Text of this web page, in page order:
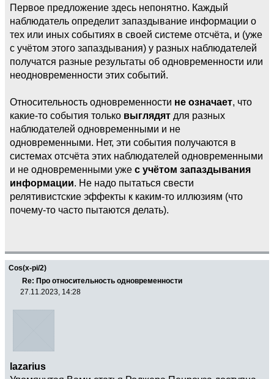
Первое предложение здесь непонятно. Каждый
наблюдатель определит запаздывание информации о
тех или иных событиях в своей системе отсчёта, и (уже
с учётом этого запаздывания) у разных наблюдателей
получатся разные результаты об одновременности или
неодновременности этих событий.
Относительность одновременности не означает, что
какие-то события только выглядят для разных
наблюдателей одновременными и не
одновременными. Нет, эти события получаются в
системах отсчёта этих наблюдателей одновременными
и не одновременными уже с учётом запаздывания
информации. Не надо пытаться свести
релятивистские эффекты к каким-то иллюзиям (что
почему-то часто пытаются делать).
Cos(x-pi/2)
Re: Про относительность одновременности
27.11.2023, 14:28
lazarius